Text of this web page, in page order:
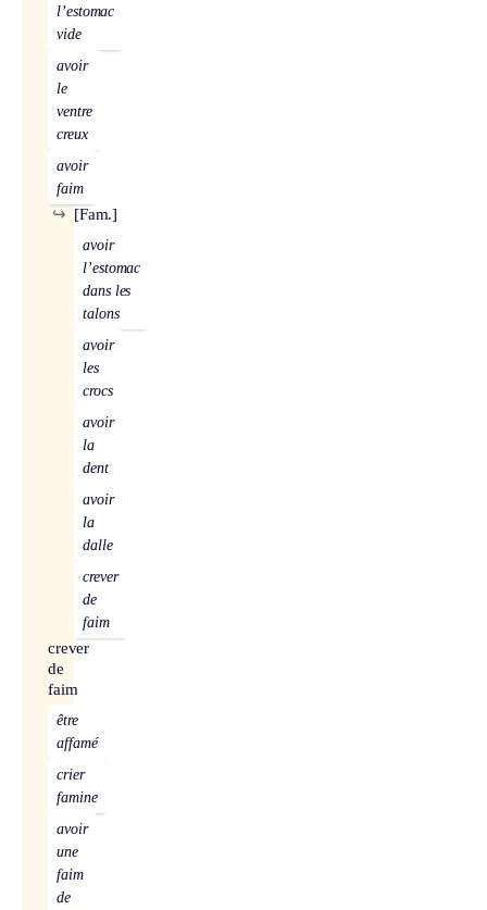
l’estomac
vide
avoir
le
ventre
creux
avoir
faim
[Fam.]
↪
avoir
l’estomac
dans les
talons
avoir
les
crocs
avoir
la
dent
avoir
la
dalle
crever
de
faim
crever
de
faim
être
affamé
crier
famine
avoir
une
faim
de